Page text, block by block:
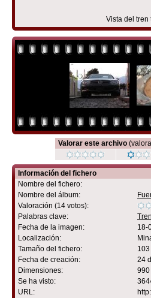
Vista del tren
Valorar este archivo
Información del fichero
Nombre del fichero:
Nombre del álbum:
Valoración (14 votos):
Palabras clave:
Tren
Fecha de la imagen:
18-
Localización:
Tamaño del fichero:
Fecha de creación:
24
Dimensiones:
990
Se ha visto:
URL: